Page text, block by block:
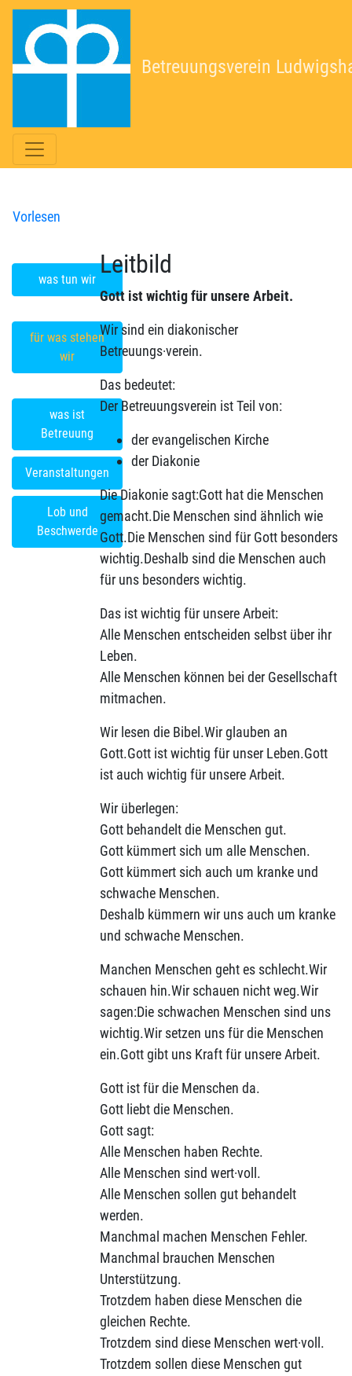
Betreuungsverein
Vorlesen
was tun wir
für was stehen
wir
was ist
Betreuung
Veranstaltungen
Lob und
Beschwerde
Leitbild
Gott ist wichtig für unsere Arbeit.
Wir sind ein diakonischer
Betreuungs·verein.
Das bedeutet:
Der Betreuungsverein ist Teil von:
der evangelischen Kirche
der Diakonie
Die Diakonie sagt:Gott hat die Menschen
gemacht.Die Menschen sind ähnlich wie
Gott.Die Menschen sind für Gott besonders
wichtig.Deshalb sind die Menschen auch
für uns besonders wichtig.
Das ist wichtig für unsere Arbeit:
Alle Menschen entscheiden selbst über ihr
Leben.
Alle Menschen können bei der Gesellschaft
mitmachen.
Wir lesen die Bibel.Wir glauben an
Gott.Gott ist wichtig für unser Leben.Gott
ist auch wichtig für unsere Arbeit.
Wir überlegen:
Gott behandelt die Menschen gut.
Gott kümmert sich um alle Menschen.
Gott kümmert sich auch um kranke und
schwache Menschen.
Deshalb kümmern wir uns auch um kranke
und schwache Menschen.
Manchen Menschen geht es schlecht.Wir
schauen hin.Wir schauen nicht weg.Wir
sagen:Die schwachen Menschen sind uns
wichtig.Wir setzen uns für die Menschen
ein.Gott gibt uns Kraft für unsere Arbeit.
Gott ist für die Menschen da.
Gott liebt die Menschen.
Gott sagt:
Alle Menschen haben Rechte.
Alle Menschen sind wert·voll.
Alle Menschen sollen gut behandelt
werden.
Manchmal machen Menschen Fehler.
Manchmal brauchen Menschen
Unterstützung.
Trotzdem haben diese Menschen die
gleichen Rechte.
Trotzdem sind diese Menschen wert·voll.
Trotzdem sollen diese Menschen gut